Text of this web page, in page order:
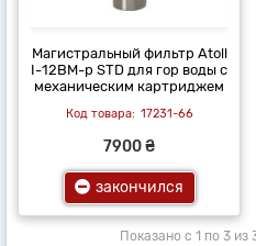
Магистральный фильтр Atoll
I-12BM-p STD для гор воды с
механическим картриджем
17231-66
7900 ₴
закончился
Показано с 1 по 3 из